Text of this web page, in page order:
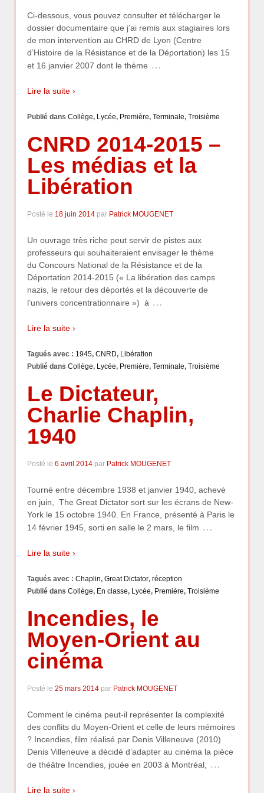
Ci-dessous, vous pouvez consulter et télécharger le
dossier documentaire que j’ai remis aux stagiaires lors
de mon intervention au CHRD de Lyon (Centre
d’Histoire de la Résistance et de la Déportation) les 15
et 16 janvier 2007 dont le thème …
Lire la suite ›
Publié dans Collège, Lycée, Première, Terminale, Troisième
CNRD 2014-2015 –
Les médias et la
Libération
Posté le 18 juin 2014 par Patrick MOUGENET
Un ouvrage très riche peut servir de pistes aux
professeurs qui souhaiteraient envisager le thème
du Concours National de la Résistance et de la
Déportation 2014-2015 (« La libération des camps
nazis, le retour des déportés et la découverte de
l’univers concentrationnaire ») à …
Lire la suite ›
Tagués avec : 1945, CNRD, Libération
Publié dans Collège, Lycée, Première, Terminale, Troisième
Le Dictateur,
Charlie Chaplin,
1940
Posté le 6 avril 2014 par Patrick MOUGENET
Tourné entre décembre 1938 et janvier 1940, achevé
en juin, The Great Dictator sort sur les écrans de New-
York le 15 octobre 1940. En France, présenté à Paris le
14 février 1945, sorti en salle le 2 mars, le film …
Lire la suite ›
Tagués avec : Chaplin, Great Dictator, réception
Publié dans Collège, En classe, Lycée, Première, Troisième
Incendies, le
Moyen-Orient au
cinéma
Posté le 25 mars 2014 par Patrick MOUGENET
Comment le cinéma peut-il représenter la complexité
des conflits du Moyen-Orient et celle de leurs mémoires
? Incendies, film réalisé par Denis Villeneuve (2010)
Denis Villeneuve a décidé d’adapter au cinéma la pièce
de théâtre Incendies, jouée en 2003 à Montréal,
…
Lire la suite ›